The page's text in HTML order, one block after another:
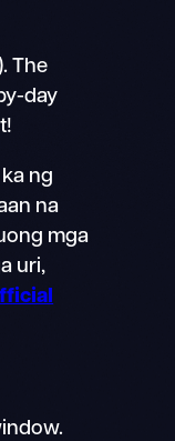
The
day
ng
na
mga
uri,